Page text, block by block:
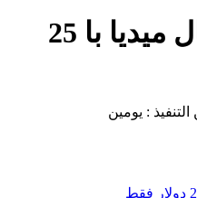
10 تصميم سوشيال ميديا با 25
: يومين